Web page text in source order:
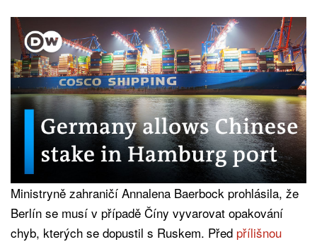
Ministryně zahraničí Annalena Baerbock prohlásila, že
Berlín se musí v případě Číny vyvarovat opakování
chyb, kterých se dopustil s Ruskem. Před přílišnou